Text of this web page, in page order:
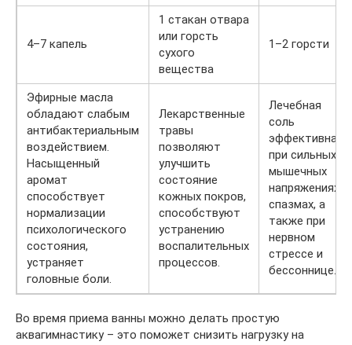
4–7 капель
1 стакан отвара
или горсть
сухого
вещества
1–2 горсти
Эфирные масла
обладают слабым
антибактериальным
воздействием.
Насыщенный
аромат
способствует
нормализации
психологического
состояния,
устраняет
головные боли.
Лекарственные
травы
позволяют
улучшить
состояние
кожных покров,
способствуют
устранению
воспалительных
процессов.
Лечебная
соль
эффективна
при сильных
мышечных
напряжениях,
спазмах, а
также при
нервном
стрессе и
бессоннице.
Во время приема ванны можно делать простую
аквагимнастику – это поможет снизить нагрузку на